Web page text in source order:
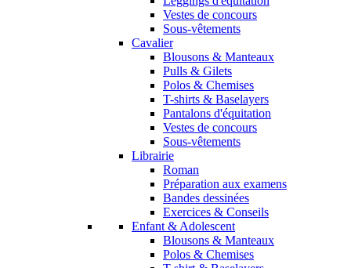
Vestes de concours
Sous-vêtements
Cavalier
Blousons & Manteaux
Pulls & Gilets
Polos & Chemises
T-shirts & Baselayers
Pantalons d'équitation
Vestes de concours
Sous-vêtements
Librairie
Roman
Préparation aux examens
Bandes dessinées
Exercices & Conseils
Enfant & Adolescent
Blousons & Manteaux
Polos & Chemises